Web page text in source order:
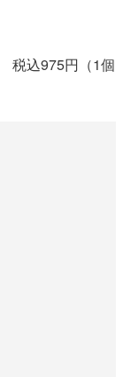
込975円（1個